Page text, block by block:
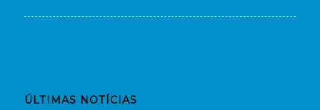
ÚLTIMAS NOTÍCIAS